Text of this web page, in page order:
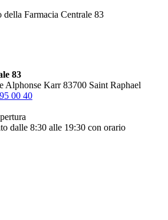
della Farmacia Centrale 83
83
Alphonse Karr 83700 Saint Raphael
00 40
dalle 8:30 alle 19:30 con orario